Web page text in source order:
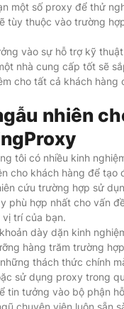
một số proxy để thử
tùy thuộc vào trường
vào sự hỗ trợ kỹ
nhà cung cấp tốt sẽ
cho tất cả khách hàng
nhiên
tôi có nhiều kinh
cho khách hàng để tạo
cứu trường hợp sử
phù hợp nhất cho vấn
trí của bạn.
dày dặn kinh
hàng trăm trường
thách thức chính
sử dụng proxy trong
tin tưởng vào bộ phận